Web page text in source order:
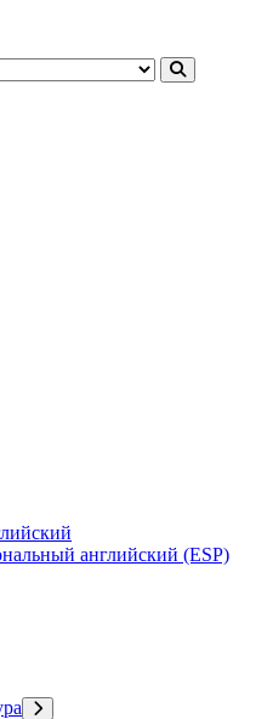
книги, учебники на
английский (ESP)